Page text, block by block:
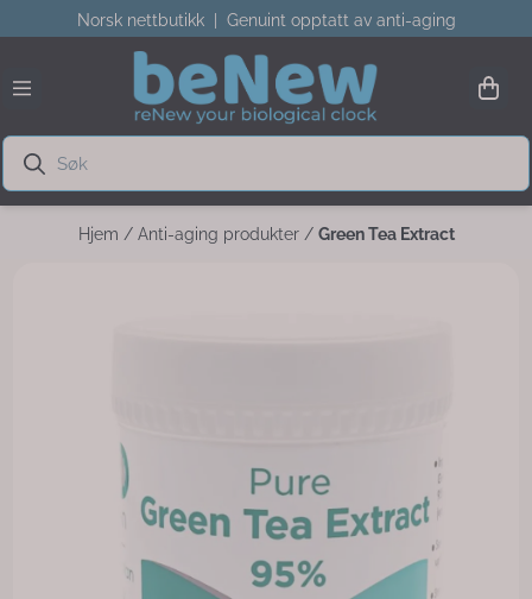
Hopp til innholdNorsk nettbutikk | Genuint opptatt av anti-aging
Hjem / Anti-aging produkter / Green Tea Extract